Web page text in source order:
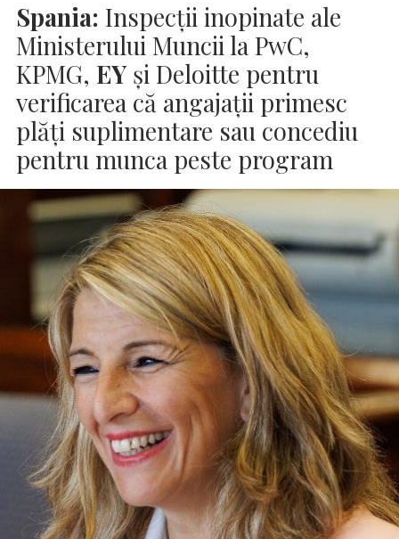
Spania: Inspecţii inopinate ale
Ministerului Muncii la PwC,
KPMG, EYși Deloitte pentru
verificarea că angajații primesc
plăți suplimentare sau concediu
pentru munca peste program